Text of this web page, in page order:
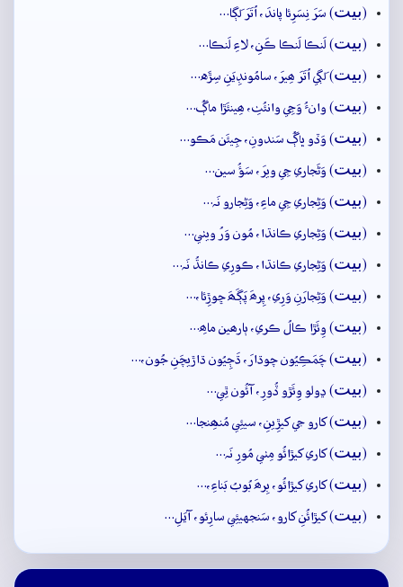
(بيت) سَرَ نِسَرِئا پاندَ، اُتَرَ لَڳا…
(بيت) لَنڪا لَنڪا ڪَنِ، لاءِ لَنڪا…
(بيت) لَڳي اُتَرَ ھِيرَ، سامُونڊِيَنِ سِڙَه…
(بيت) وانءُ وَڃِي وانئُٺِ، ھِينئَڙا ماڳُ…
(بيت) وَڏو ڀاڳُ سَندونِ، جِيئَن مَڪو…
(بيت) وَڻَجاري جِي ويرَ، سَؤُ سين…
(بيت) وَڻِجاري جِي ماءِ، وَڻِجارو نَہ…
(بيت) وَڻِجاري ڪانڌا، مُون وَرُ ويٺي…
(بيت) وَڻِجاري ڪانڌا، ڪورِي ڪانڌُ نَہ…
(بيت) وَڻِجارَنِ وَرِي، پِرھَ پَڳَھَ ڇوڙِئا،…
(بيت) وِئَڙا ڪالُ ڪري، ٻارھين ماھِ…
(بيت) چَمَڪِيُون چوڌارَ، ڌَڄِيُون ڌاڙيچَنِ جُون،…
(بيت) ڍولو وِئَڙو ڏُورِ، آئُون ٿِي…
(بيت) کارو جي کيڙِينِ، سيئِي مُنھِنجا…
(بيت) کاري کيڙائُو مِٺي مُورِ نَہ…
(بيت) کاري کيڙائُو، بِرھَ بُوبُ بَناءِ،…
(بيت) کيڙائُنِ کارو، سَنجهيئِي سارِئو، آيَلِ…